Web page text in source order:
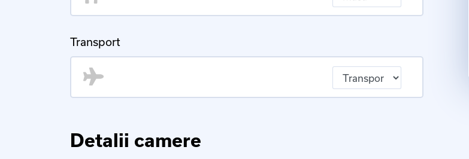
Transport
Detalii camere